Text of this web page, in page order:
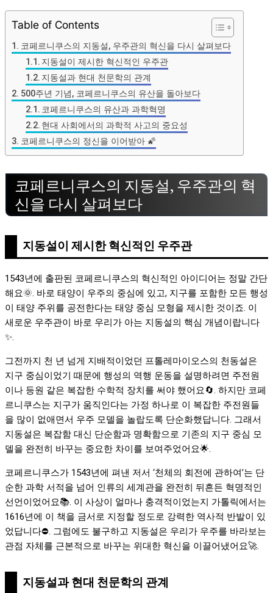
Table of Contents
코페르니쿠스의 지동설, 우주관의 혁신을 다시 살펴보다
지동설이 제시한 혁신적인 우주관
지동설과 현대 천문학의 관계
500주년 기념, 코페르니쿠스의 유산을 돌아보다
코페르니쿠스의 유산과 과학혁명
현대 사회에서의 과학적 사고의 중요성
코페르니쿠스의 정신을 이어받아 🌠
코페르니쿠스의 지동설, 우주관의 혁
신을 다시 살펴보다
지동설이 제시한 혁신적인 우주관
1543년에 출판된 코페르니쿠스의 혁신적인 아이디어는 정말 간단
해요🌞. 바로 태양이 우주의 중심에 있고, 지구를 포함한 모든 행성
이 태양 주위를 공전한다는 태양 중심 모형을 제시한 것이죠. 이
새로운 우주관이 바로 우리가 아는 지동설의 핵심 개념이랍니다
✨.
그전까지 천 년 넘게 지배적이었던 프톨레마이오스의 천동설은
지구 중심이었기 때문에 행성의 역행 운동을 설명하려면 주전원
이나 등원 같은 복잡한 수학적 장치를 써야 했어요🔄. 하지만 코페
르니쿠스는 지구가 움직인다는 가정 하나로 이 복잡한 주전원들
을 많이 없애면서 우주 모델을 놀랍도록 단순화했답니다. 그래서
지동설은 복잡함 대신 단순함과 명확함으로 기존의 지구 중심 모
델을 완전히 바꾸는 중요한 차이를 보여주었어요🌟.
코페르니쿠스가 1543년에 펴낸 저서 ‘천체의 회전에 관하여’는 단
순한 과학 서적을 넘어 인류의 세계관을 완전히 뒤흔든 혁명적인
선언이었어요📚. 이 사상이 얼마나 충격적이었는지 가톨릭에서는
1616년에 이 책을 금서로 지정할 정도로 강력한 역사적 반발이 있
었답니다⛔. 그럼에도 불구하고 지동설은 우리가 우주를 바라보는
관점 자체를 근본적으로 바꾸는 위대한 혁신을 이끌어냈어요🚀.
지동설과 현대 천문학의 관계